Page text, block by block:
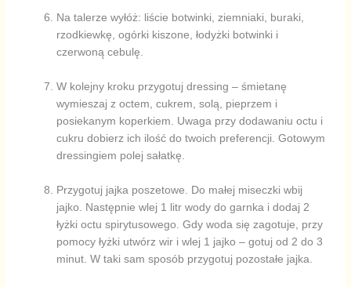
Na talerze wyłóż: liście botwinki, ziemniaki, buraki,
rzodkiewkę, ogórki kiszone, łodyżki botwinki i
czerwoną cebulę.
W kolejny kroku przygotuj dressing – śmietanę
wymieszaj z octem, cukrem, solą, pieprzem i
posiekanym koperkiem. Uwaga przy dodawaniu octu i
cukru dobierz ich ilość do twoich preferencji. Gotowym
dressingiem polej sałatkę.
Przygotuj jajka poszetowe. Do małej miseczki wbij
jajko. Następnie wlej 1 litr wody do garnka i dodaj 2
łyżki octu spirytusowego. Gdy woda się zagotuje, przy
pomocy łyżki utwórz wir i wlej 1 jajko – gotuj od 2 do 3
minut. W taki sam sposób przygotuj pozostałe jajka.